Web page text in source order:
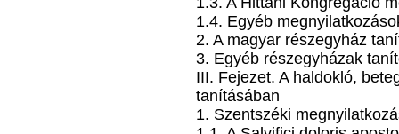
1.4. Egyéb
2. A magyar részegyház
3. Egyéb részegyházak
III. Fejezet. A haldokló,
tanításában
1. Szentszéki